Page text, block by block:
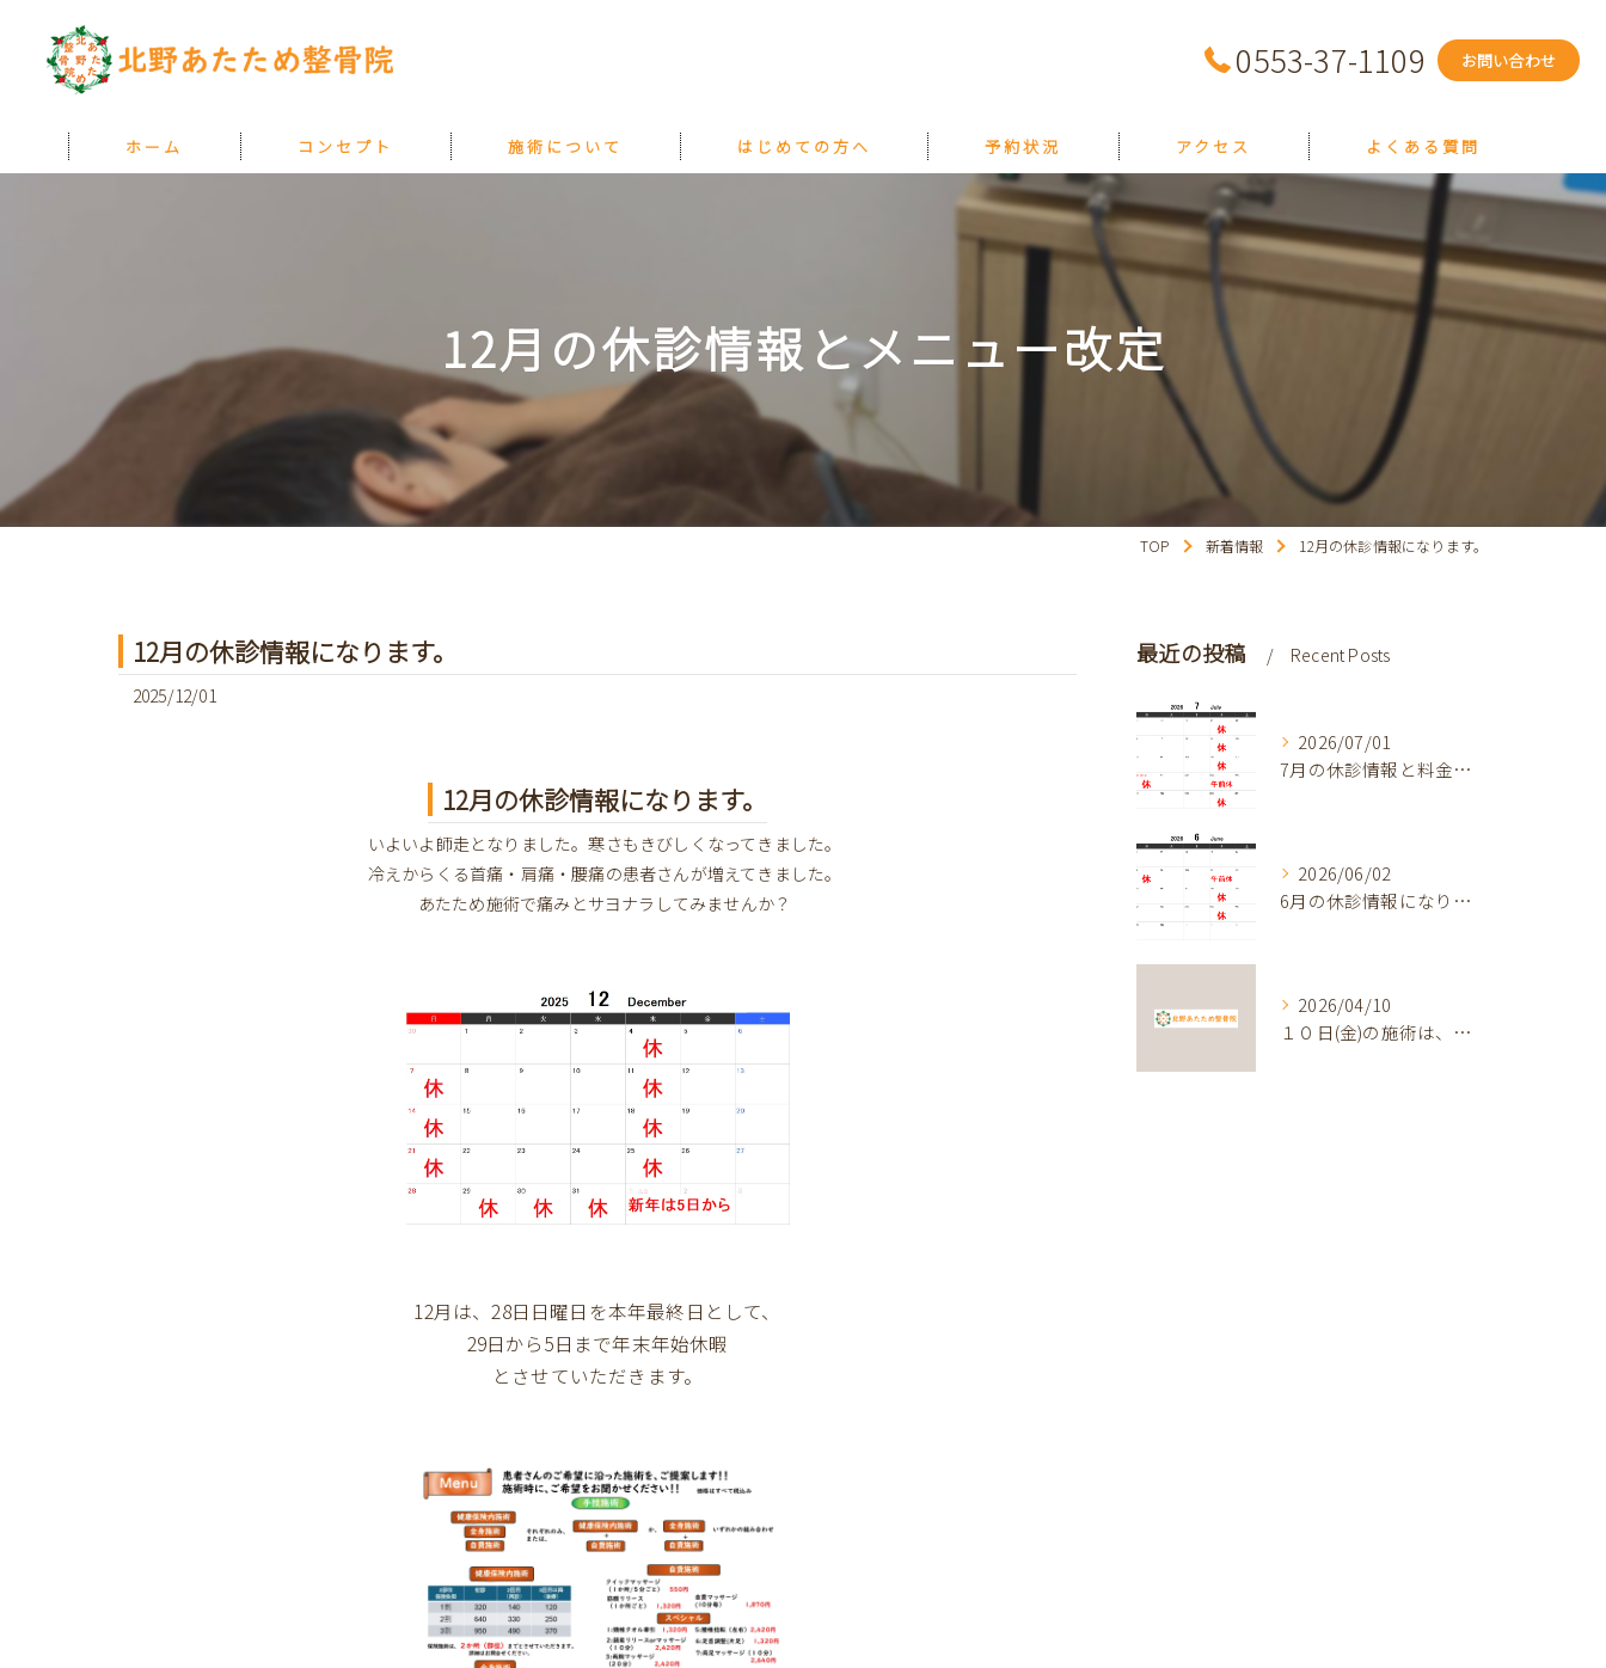
0553-37-1109 お問い合わせ
ホーム コンセプト 施術について はじめての方へ 予約状況 アクセス よくある質問
12月の休診情報とメニュー改定
TOP 新着情報 12月の休診情報になります。
12月の休診情報になります。
2025/12/01
12月の休診情報になります。
いよいよ師走となりました。寒さもきびしくなってきました。
冷えからくる首痛・肩痛・腰痛の患者さんが増えてきました。
あたため施術で痛みとサヨナラしてみませんか？
12月は、28日日曜日を本年最終日として、
29日から5日まで年末年始休暇
とさせていただきます。
最近の投稿 Recent Posts
2026/07/01
7月の休診情報と料金改定
2026/06/02
6月の休診情報になります
2026/04/10
１０日(金)の施術は、午後4時までになります。